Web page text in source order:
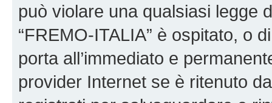
può violare una qualsiasi legge
“FREMO-ITALIA” è ospitato, o
porta all’immediato e
provider Internet se è ritenuto